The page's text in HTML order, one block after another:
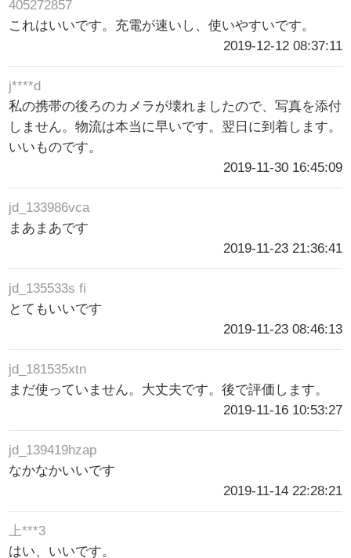
405272857
これはいいです。充電が速いし、使いやすいです。
2019-12-12 08:37:11
j****d
私の携帯の後ろのカメラが壊れましたので、写真を添付
しません。物流は本当に早いです。翌日に到着します。
いいものです。
2019-11-30 16:45:09
jd_133986vca
まあまあです
2019-11-23 21:36:41
jd_135533s fi
とてもいいです
2019-11-23 08:46:13
jd_181535xtn
まだ使っていません。大丈夫です。後で評価します。
2019-11-16 10:53:27
jd_139419hzap
なかなかいいです
2019-11-14 22:28:21
上***3
はい、いいです。